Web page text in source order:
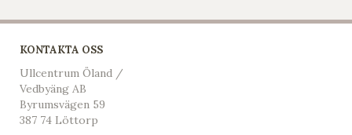
KONTAKTA OSS
Ullcentrum Öland /
Vedbyäng AB
Byrumsvägen 59
387 74 Löttorp